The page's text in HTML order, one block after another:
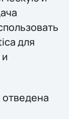
для